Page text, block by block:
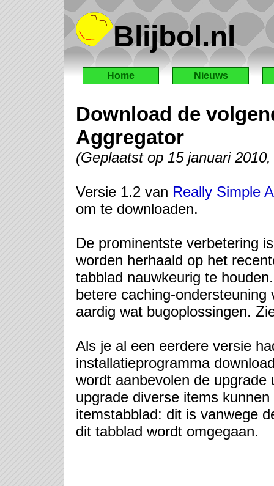
Blijbol.nl
Home Nieuws
Download de
Aggregator
(Geplaatst op 15 januari
Versie 1.2 van Really Simple
om te downloaden.
De prominentste verbetering
worden herhaald op het
tabblad nauwkeurig te
betere caching-
aardig wat bugoplossingen.
Als je al een eerdere versie
installatieprogramma
wordt aanbevolen de
upgrade diverse items
itemstabblad: dit is vanwege
dit tabblad wordt omgegaan.